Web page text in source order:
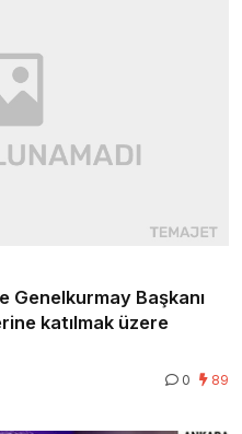
Genelkurmay Başkanı
katılmak üzere
0 89